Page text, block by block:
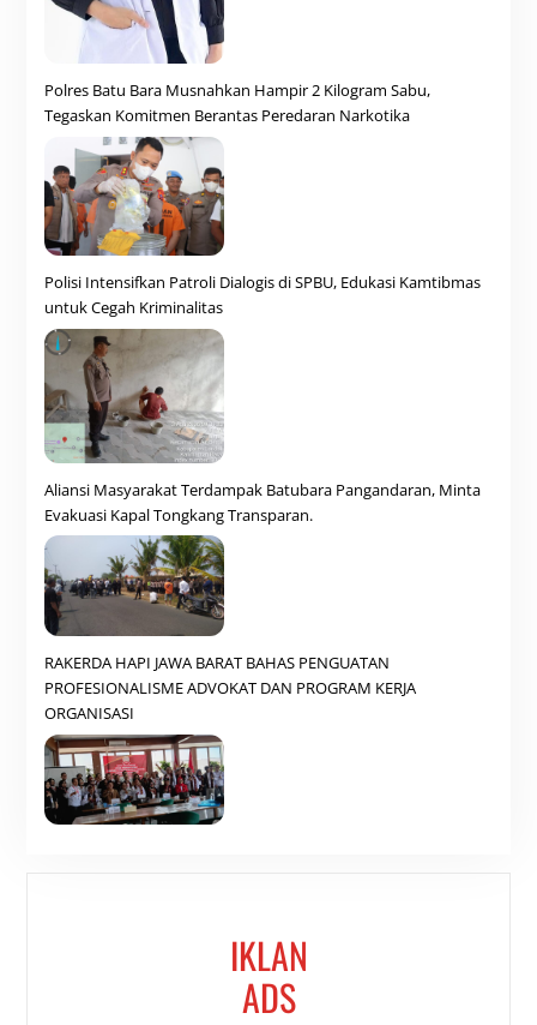
Polres Batu Bara Musnahkan Hampir 2 Kilogram Sabu,
Tegaskan Komitmen Berantas Peredaran Narkotika
Polisi Intensifkan Patroli Dialogis di SPBU, Edukasi Kamtibmas
untuk Cegah Kriminalitas
Aliansi Masyarakat Terdampak Batubara Pangandaran, Minta
Evakuasi Kapal Tongkang Transparan.
RAKERDA HAPI JAWA BARAT BAHAS PENGUATAN
PROFESIONALISME ADVOKAT DAN PROGRAM KERJA
ORGANISASI
IKLAN
ADS